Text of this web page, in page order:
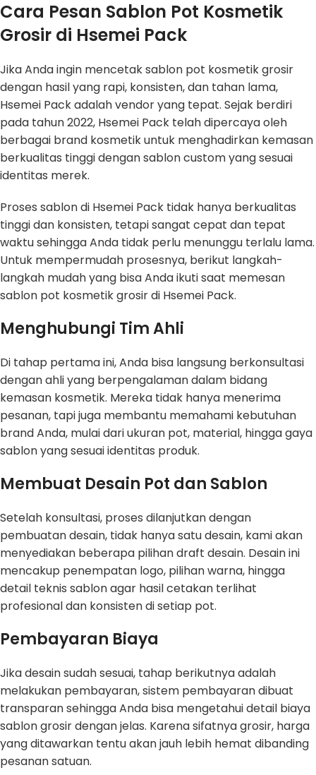
Cara Pesan Sablon Pot Kosmetik
Grosir di Hsemei Pack
Jika Anda ingin mencetak sablon pot kosmetik grosir
dengan hasil yang rapi, konsisten, dan tahan lama,
Hsemei Pack adalah vendor yang tepat. Sejak berdiri
pada tahun 2022, Hsemei Pack telah dipercaya oleh
berbagai brand kosmetik untuk menghadirkan kemasan
berkualitas tinggi dengan sablon custom yang sesuai
identitas merek.
Proses sablon di Hsemei Pack tidak hanya berkualitas
tinggi dan konsisten, tetapi sangat cepat dan tepat
waktu sehingga Anda tidak perlu menunggu terlalu lama.
Untuk mempermudah prosesnya, berikut langkah-
langkah mudah yang bisa Anda ikuti saat memesan
sablon pot kosmetik grosir di Hsemei Pack.
Menghubungi Tim Ahli
Di tahap pertama ini, Anda bisa langsung berkonsultasi
dengan ahli yang berpengalaman dalam bidang
kemasan kosmetik. Mereka tidak hanya menerima
pesanan, tapi juga membantu memahami kebutuhan
brand Anda, mulai dari ukuran pot, material, hingga gaya
sablon yang sesuai identitas produk.
Membuat Desain Pot dan Sablon
Setelah konsultasi, proses dilanjutkan dengan
pembuatan desain, tidak hanya satu desain, kami akan
menyediakan beberapa pilihan draft desain. Desain ini
mencakup penempatan logo, pilihan warna, hingga
detail teknis sablon agar hasil cetakan terlihat
profesional dan konsisten di setiap pot.
Pembayaran Biaya
Jika desain sudah sesuai, tahap berikutnya adalah
melakukan pembayaran, sistem pembayaran dibuat
transparan sehingga Anda bisa mengetahui detail biaya
sablon grosir dengan jelas. Karena sifatnya grosir, harga
yang ditawarkan tentu akan jauh lebih hemat dibanding
pesanan satuan.